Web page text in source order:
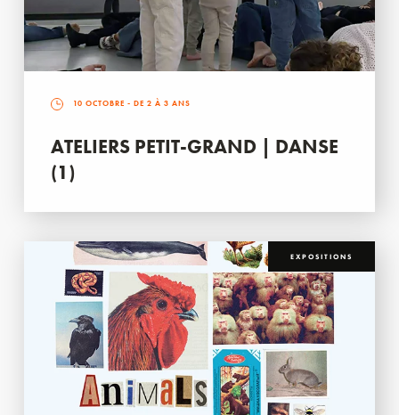
10 OCTOBRE - DE 2 À 3 ANS
ATELIERS PETIT-GRAND | DANSE
(1)
EXPOSITIONS